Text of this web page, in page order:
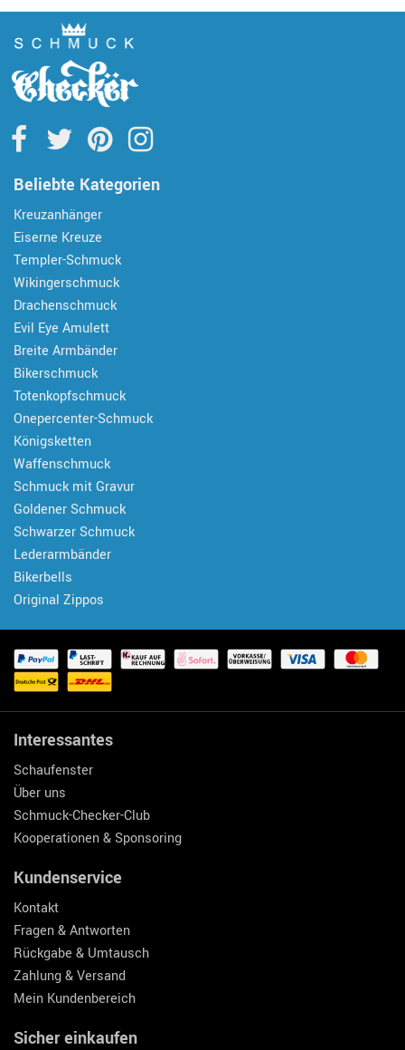
Beliebte Kategorien
Kreuzanhänger
Eiserne Kreuze
Templer-Schmuck
Wikingerschmuck
Drachenschmuck
Evil Eye Amulett
Breite Armbänder
Bikerschmuck
Totenkopfschmuck
Onepercenter-Schmuck
Königsketten
Waffenschmuck
Schmuck mit Gravur
Goldener Schmuck
Schwarzer Schmuck
Lederarmbänder
Bikerbells
Original Zippos
Interessantes
Schaufenster
Über uns
Schmuck-Checker-Club
Kooperationen & Sponsoring
Kundenservice
Kontakt
Fragen & Antworten
Rückgabe & Umtausch
Zahlung & Versand
Mein Kundenbereich
Sicher einkaufen